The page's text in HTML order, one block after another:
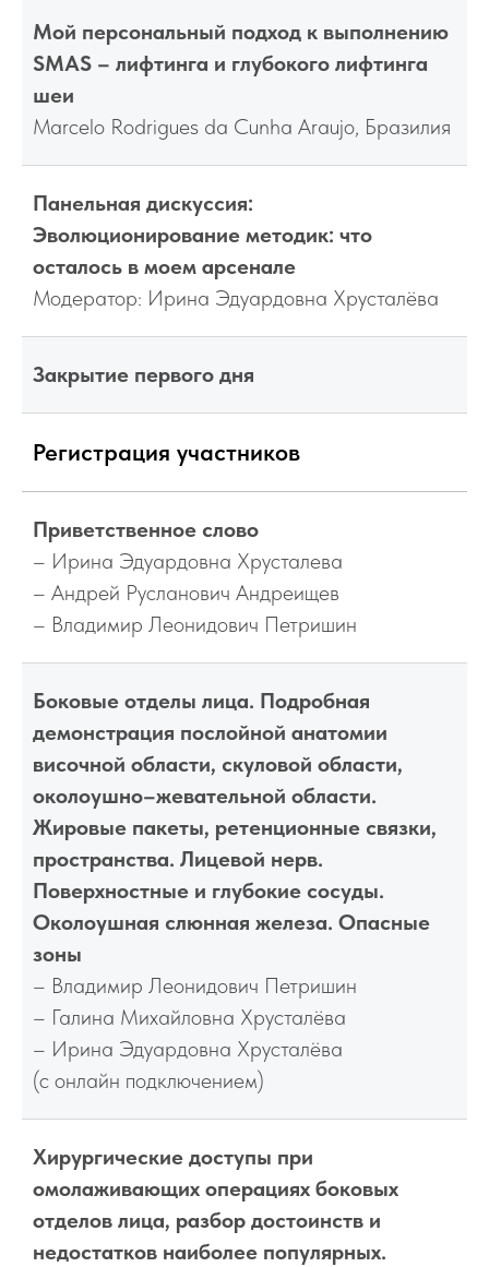
Мой персональный подход к выполнению
SMAS – лифтинга и глубокого лифтинга
шеи
Marcelo Rodrigues da Cunha Araujo, Бразилия
Панельная дискуссия:
Эволюционирование методик: что
осталось в моем арсенале
Модератор: Ирина Эдуардовна Хрусталёва
Закрытие первого дня
Регистрация участников
Приветственное слово
– Ирина Эдуардовна Хрусталева
– Андрей Русланович Андреищев
– Владимир Леонидович Петришин
Боковые отделы лица. Подробная
демонстрация послойной анатомии
височной области, скуловой области,
околоушно–жевательной области.
Жировые пакеты, ретенционные связки,
пространства. Лицевой нерв.
Поверхностные и глубокие сосуды.
Околоушная слюнная железа. Опасные
зоны
– Владимир Леонидович Петришин
– Галина Михайловна Хрусталёва
– Ирина Эдуардовна Хрусталёва
(с онлайн подключением)
Хирургические доступы при
омолаживающих операциях боковых
отделов лица, разбор достоинств и
недостатков наиболее популярных.